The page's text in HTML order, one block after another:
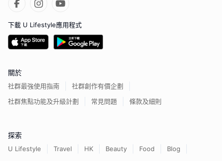
下載 U Lifestyle應用程式
關於
社群最強使用指南
社群創作有價企劃
社群焦點功能及升級計劃
常見問題 條款及細則
探索
U Lifestyle Travel HK Beauty Food
Blog